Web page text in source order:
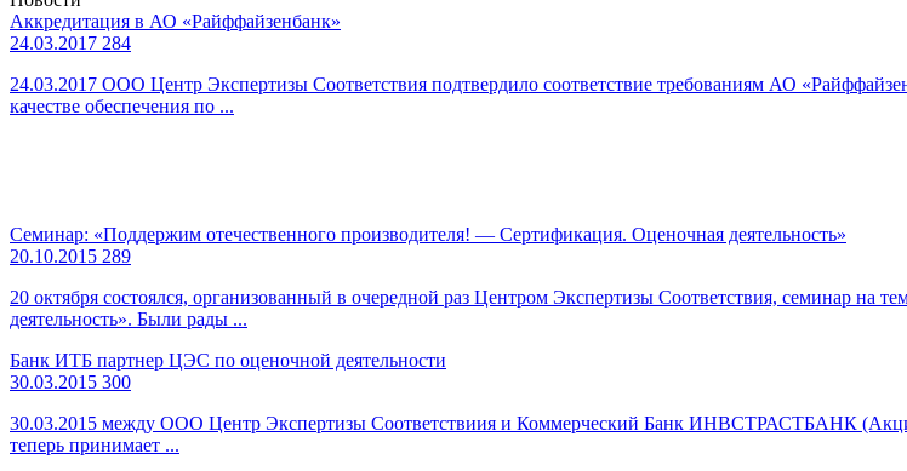
Аккредитация в АО «Райффайзенбанк»
24.03.2017 284
24.03.2017 ООО Центр Экспертизы Соответствия подтвердило соответствие требованиям АО
качестве обеспечения по ...
Семинар: «Поддержим отечественного производителя! — Сертификация. Оценочная деятельность»
20.10.2015 289
20 октября состоялся, организованный в очередной раз Центром Экспертизы Соответствия, семинар
деятельность». Были рады ...
Банк ИТБ партнер ЦЭС по оценочной деятельности
30.03.2015 300
30.03.2015 между ООО Центр Экспертизы Соответствиия и Коммерческий Банк ИНВСТРАСТБАНК
теперь принимает ...